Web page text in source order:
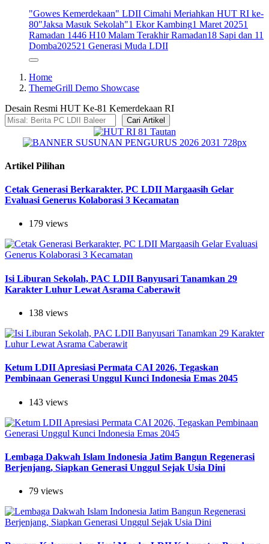
"Gowes Kemerdekaan" LDII Cimahi Meriahkan HUT RI ke-
80"Jaksa Masuk Sekolah"1 Ekor Kambing1 Maret 20251
Ramadan 1446 H10 Malam Terakhir Ramadan18 Sapi dan 11
Domba202521 Generasi Muda LDII
Home
ThemeGrill Demo Showcase
Desain Resmi HUT Ke-81 Kemerdekaan RI
Cari Artikel
Artikel Pilihan
Cetak Generasi Berkarakter, PC LDII Margaasih Gelar
Evaluasi Generus Kolaborasi 3 Kecamatan
179 views
Isi Liburan Sekolah, PAC LDII Banyusari Tanamkan 29
Karakter Luhur Lewat Asrama Caberawit
138 views
Ketum LDII Apresiasi Permata CAI 2026, Tegaskan
Pembinaan Generasi Unggul Kunci Indonesia Emas 2045
143 views
Lembaga Dakwah Islam Indonesia Jatim Bangun Regenerasi
Berjenjang, Siapkan Generasi Unggul Sejak Usia Dini
79 views